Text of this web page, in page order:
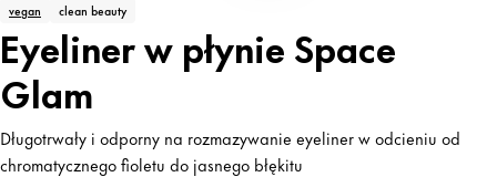
vegan clean beauty
Eyeliner w płynie Space
Glam
Długotrwały i odporny na rozmazywanie eyeliner w odcieniu od
chromatycznego fioletu do jasnego błękitu